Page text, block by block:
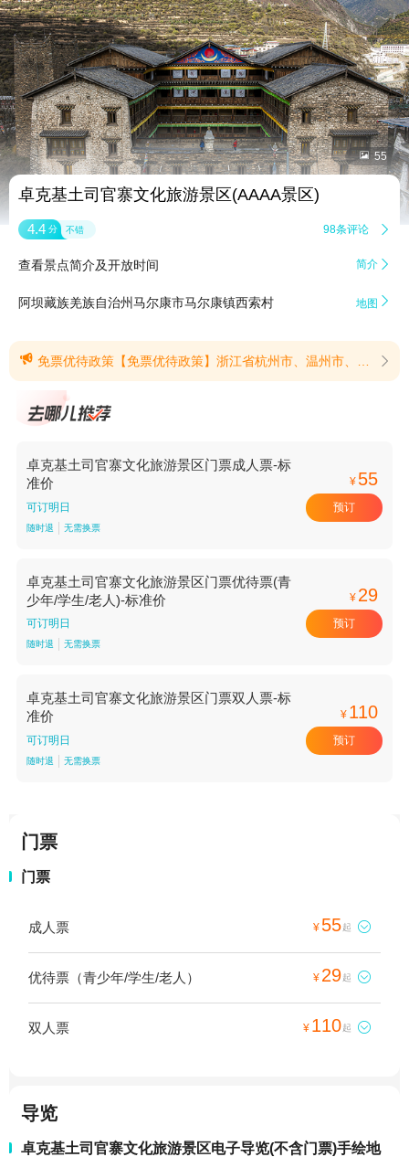
 55
卓克基土司官寨文化旅游景区(AAAA景区)
4.4 分 不错 98条评论 
查看景点简介及开放时间 简介 
阿坝藏族羌族自治州马尔康市马尔康镇西索村 地图 
 免票优待政策【免票优待政策】浙江省杭州市、温州市、绍兴市、湖州市、嘉兴市、金华市、台州市7市户籍，凭有效证件可免费参观，崇州市户籍凭有效证件可免费参观。(提示有效期2026/6/26至2026/12/31) 
卓克基土司官寨文化旅游景区门票成人票-标
准价
可订明日
随时退 无需换票
¥ 55
预订
卓克基土司官寨文化旅游景区门票优待票(青
少年/学生/老人)-标准价
可订明日
随时退 无需换票
¥ 29
预订
卓克基土司官寨文化旅游景区门票双人票-标
准价
可订明日
随时退 无需换票
¥ 110
预订
门票
门票
成人票 ¥ 55起 
优待票（青少年/学生/老人） ¥ 29起 
双人票 ¥ 110起 
导览
卓克基土司官寨文化旅游景区电子导览(不含门票)手绘地
